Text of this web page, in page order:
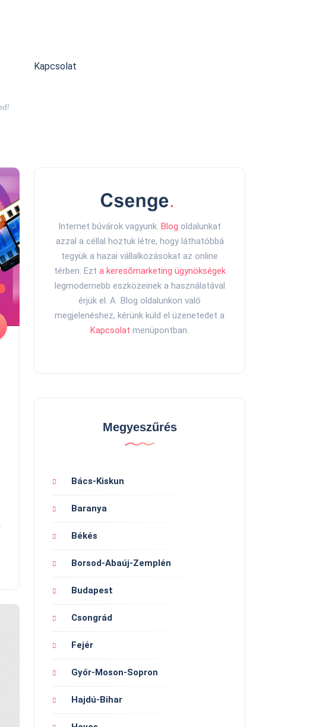
Kapcsolat
Internet búvárok vagyunk. Blog oldalunkat
azzal a céllal hoztuk létre, hogy láthatóbbá
tegyük a hazai vállalkozásokat az online
térben. Ezt a keresőmarketing ügynökségek
legmodernebb eszközeinek a használatával
érjük el. A Blog oldalunkon való
megjelenéshez, kérünk küld el üzenetedet a
Kapcsolat menüpontban.
Megyeszűrés
Bács-Kiskun
Baranya
Békés
Borsod-Abaúj-Zemplén
Budapest
Csongrád
Fejér
Győr-Moson-Sopron
Hajdú-Bihar